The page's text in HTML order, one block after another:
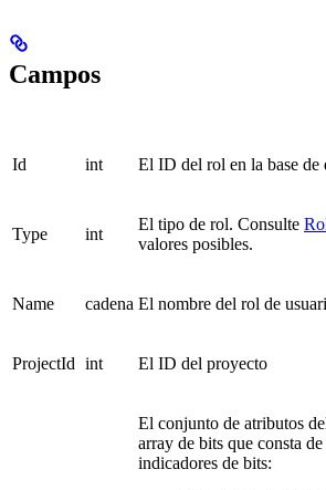
Campos
Id int El ID del rol en la base de
Type int
El tipo de rol. Consulte
valores posibles.
Name cadena El nombre del rol de
ProjectId int El ID del proyecto
El conjunto de atributos
array de bits que consta
indicadores de bits: